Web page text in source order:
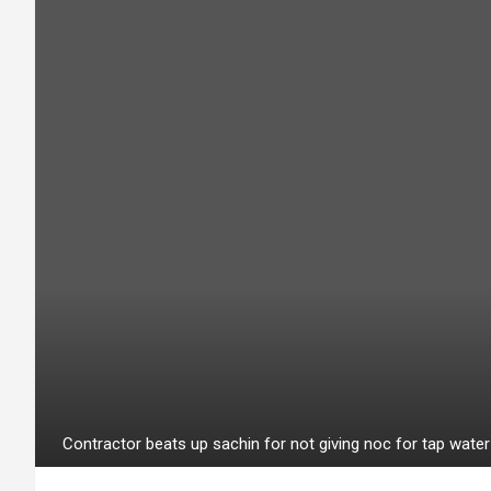
Contractor beats up sachin for not giving noc for tap